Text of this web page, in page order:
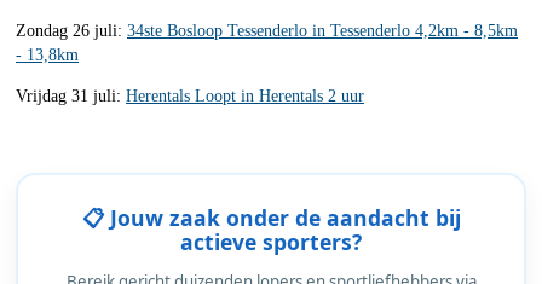
Zondag 26 juli: 34ste Bosloop Tessenderlo in Tessenderlo 4,2km - 8,5km
- 13,8km
Vrijdag 31 juli: Herentals Loopt in Herentals 2 uur
📋 Jouw zaak onder de aandacht bij
actieve sporters?